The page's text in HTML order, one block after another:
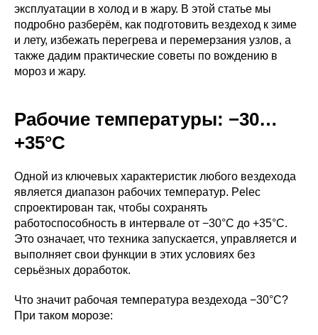
эксплуатации в холод и в жару. В этой статье мы
подробно разберём, как подготовить вездеход к зиме
и лету, избежать перегрева и перемерзания узлов, а
также дадим практические советы по вождению в
мороз и жару.
Рабочие температуры: −30…
+35°C
Одной из ключевых характеристик любого вездехода
является диапазон рабочих температур. Pelec
спроектирован так, чтобы сохранять
работоспособность в интервале от −30°C до +35°C.
Это означает, что техника запускается, управляется и
выполняет свои функции в этих условиях без
серьёзных доработок.
Что значит рабочая температура вездехода −30°C?
При таком морозе: